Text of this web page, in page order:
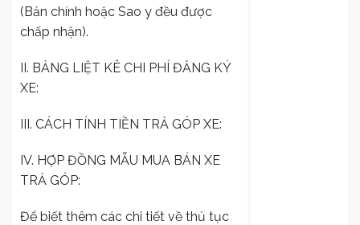
(Bản chính hoặc Sao y đều được
chấp nhận).
II. BẢNG LIỆT KÊ CHI PHÍ ĐĂNG KÝ
XE:
III. CÁCH TÍNH TIỀN TRẢ GÓP XE:
IV. HỢP ĐỒNG MẪU MUA BÁN XE
TRẢ GÓP:
Để biết thêm các chi tiết về thủ tục